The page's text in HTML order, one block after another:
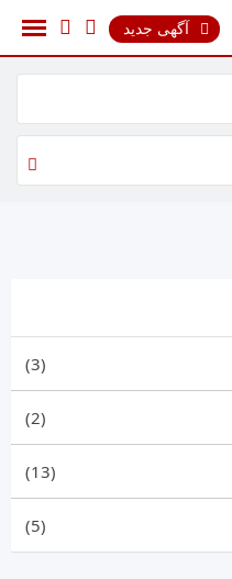
آگهی جدید
(3)
(2)
(13)
(5)